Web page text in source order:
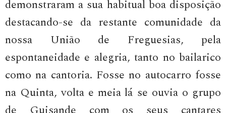
demonstraram a sua habitual boa disposição
destacando-se da restante comunidade da
nossa União de Freguesias, pela
espontaneidade e alegria, tanto no bailarico
como na cantoria. Fosse no autocarro fosse
na Quinta, volta e meia lá se ouvia o grupo